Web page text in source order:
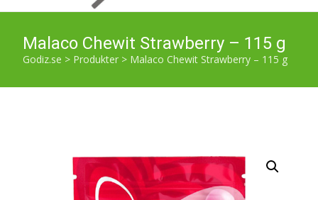
Malaco Chewit Strawberry – 115 g
Godiz.se > Produkter > Malaco Chewit Strawberry – 115 g